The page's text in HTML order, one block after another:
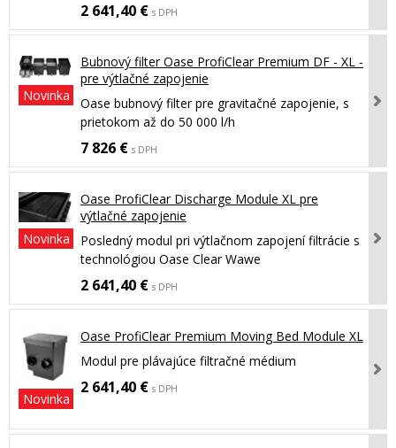
2 641,40 € s DPH
Novinka
Bubnový filter Oase ProfiClear Premium DF - XL -
pre výtlačné zapojenie
Oase bubnový filter pre gravitačné zapojenie, s
prietokom až do 50 000 l/h
7 826 € s DPH
Novinka
Oase ProfiClear Discharge Module XL pre
výtlačné zapojenie
Posledný modul pri výtlačnom zapojení filtrácie s
technológiou Oase Clear Wawe
2 641,40 € s DPH
Novinka
Oase ProfiClear Premium Moving Bed Module XL
Modul pre plávajúce filtračné médium
2 641,40 € s DPH